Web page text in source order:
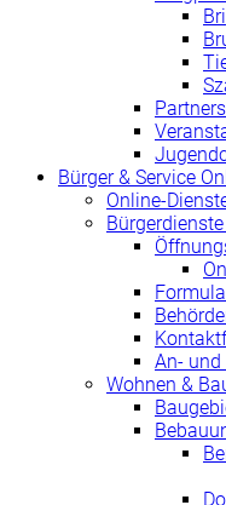
Bürger & Service
Online-
An-
Wohnen &